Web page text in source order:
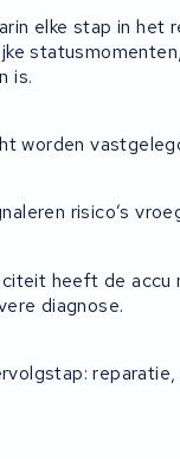
elke stap in het
is.
worden
risico’s
heeft de accu
diagnose.